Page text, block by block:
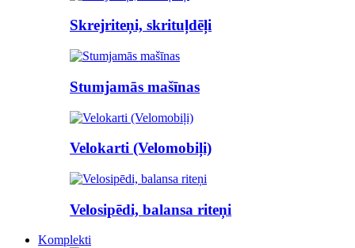
Skrejriteņi, skrituļdēļi
Stumjamās mašīnas
Velokarti (Velomobiļi)
Velosipēdi, balansa riteņi
Komplekti